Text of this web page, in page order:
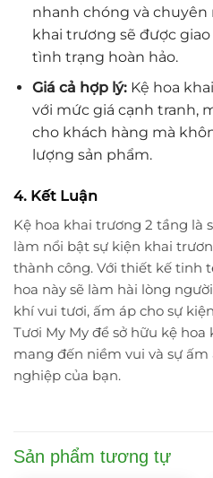
nhanh chóng và chuyên
khai trương sẽ được
tình trạng hoàn hảo.
Giá cả hợp lý:Kệ hoa
với mức giá cạnh tranh,
cho khách hàng mà
lượng sản phẩm.
4. Kết Luận
Kệ hoa khai trương 2 tầng là
làm nổi bật sự kiện khai
thành công. Với thiết kế tinh
hoa này sẽ làm hài lòng
khí vui tươi, ấm áp cho sự
Tươi My My để sở hữu kệ
mang đến niềm vui và sự ấm
nghiệp của bạn.
Sản phẩm tương tự